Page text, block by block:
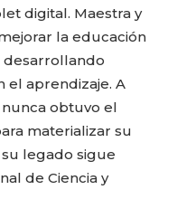
digital. Maestra y
la educación
desarrollando
el aprendizaje. A
nunca obtuvo el
materializar su
su legado sigue
de Ciencia y